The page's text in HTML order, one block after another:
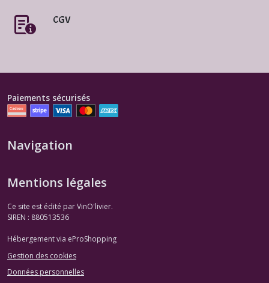
CGV
Paiements sécurisés
Navigation
Mentions légales
Ce site est édité par VinO'livier.
SIREN : 880513536
Hébergement via eProShopping
Gestion des cookies
Données personnelles